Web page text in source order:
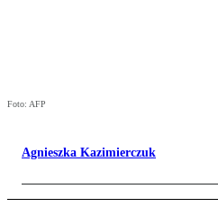
Foto: AFP
Agnieszka Kazimierczuk